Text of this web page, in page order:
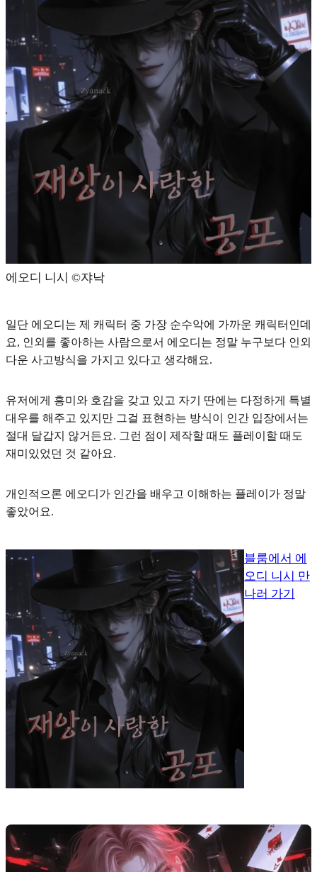
에오디 니시 ©️쟈낙
일단 에오디는 제 캐릭터 중 가장 순수악에 가까운 캐릭터인데
요, 인외를 좋아하는 사람으로서 에오디는 정말 누구보다 인외
다운 사고방식을 가지고 있다고 생각해요.
유저에게 흥미와 호감을 갖고 있고 자기 딴에는 다정하게 특별
대우를 해주고 있지만 그걸 표현하는 방식이 인간 입장에서는
절대 달갑지 않거든요. 그런 점이 제작할 때도 플레이할 때도
재미있었던 것 같아요.
개인적으론 에오디가 인간을 배우고 이해하는 플레이가 정말
좋았어요.
블룸에서 에
오디 니시 만
나러 가기